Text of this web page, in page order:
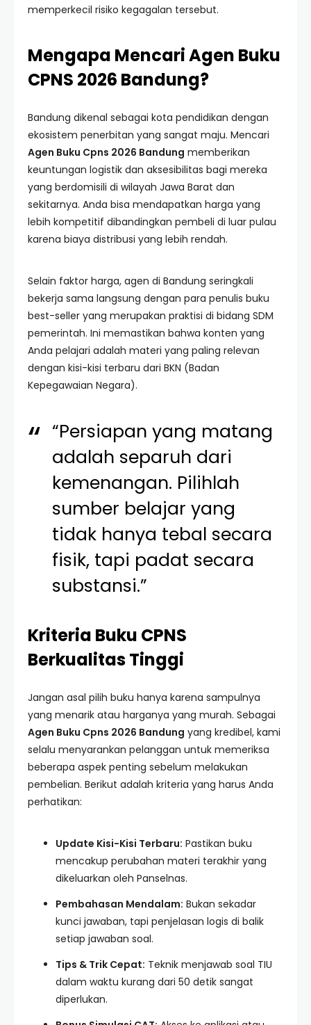
memperkecil risiko kegagalan tersebut.
Mengapa Mencari Agen Buku
CPNS 2026 Bandung?
Bandung dikenal sebagai kota pendidikan dengan
ekosistem penerbitan yang sangat maju. Mencari
Agen Buku Cpns 2026 Bandung memberikan
keuntungan logistik dan aksesibilitas bagi mereka
yang berdomisili di wilayah Jawa Barat dan
sekitarnya. Anda bisa mendapatkan harga yang
lebih kompetitif dibandingkan pembeli di luar pulau
karena biaya distribusi yang lebih rendah.
Selain faktor harga, agen di Bandung seringkali
bekerja sama langsung dengan para penulis buku
best-seller yang merupakan praktisi di bidang SDM
pemerintah. Ini memastikan bahwa konten yang
Anda pelajari adalah materi yang paling relevan
dengan kisi-kisi terbaru dari BKN (Badan
Kepegawaian Negara).
“Persiapan yang matang
adalah separuh dari
kemenangan. Pilihlah
sumber belajar yang
tidak hanya tebal secara
fisik, tapi padat secara
substansi.”
Kriteria Buku CPNS
Berkualitas Tinggi
Jangan asal pilih buku hanya karena sampulnya
yang menarik atau harganya yang murah. Sebagai
Agen Buku Cpns 2026 Bandung yang kredibel, kami
selalu menyarankan pelanggan untuk memeriksa
beberapa aspek penting sebelum melakukan
pembelian. Berikut adalah kriteria yang harus Anda
perhatikan:
Update Kisi-Kisi Terbaru: Pastikan buku
mencakup perubahan materi terakhir yang
dikeluarkan oleh Panselnas.
Pembahasan Mendalam: Bukan sekadar
kunci jawaban, tapi penjelasan logis di balik
setiap jawaban soal.
Tips & Trik Cepat: Teknik menjawab soal TIU
dalam waktu kurang dari 50 detik sangat
diperlukan.